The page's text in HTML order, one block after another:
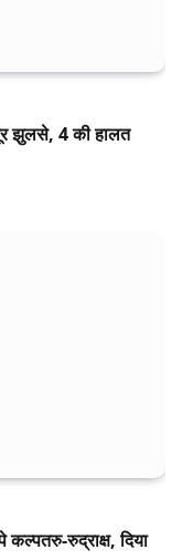
झुलसे, 4 की हालत
कल्पतरु-रुद्राक्ष, दिया